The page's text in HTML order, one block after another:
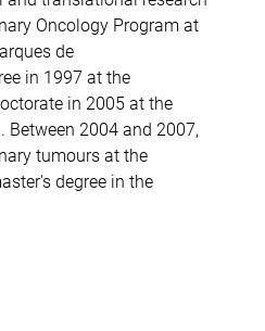
Oncology Program at
de
in 2005 at the
Between 2004 and 2007,
tumours at the
degree in the
and the Spanish
tumours
scientific journals.
Merit Award, the
Health Network